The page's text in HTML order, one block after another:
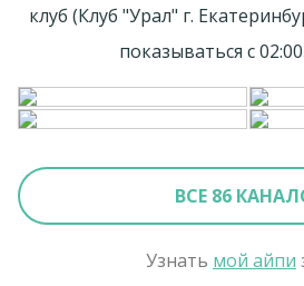
клуб (Клуб "Урал" г.
показываться с
ВСЕ 86
Узнать мой айпи